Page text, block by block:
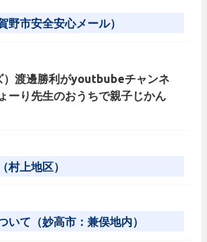
野市安全安心メール）
）渡邊勝利がyoutbubeチャンネ
ーり先生のおうちで親子じかん
村上地区）
いて（妙高市：兼俣地内）